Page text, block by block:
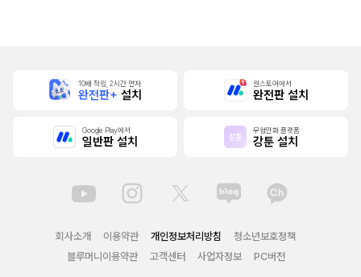
10배 적립, 2시간 먼저
완전판+ 설치
원스토어에서
완전판 설치
Google Play에서
일반판 설치
무협만화 플랫폼
강툰 설치
회사소개 이용약관 개인정보처리방침
청소년보호정책
블루머니이용약관
고객센터 사업자정보 PC버전